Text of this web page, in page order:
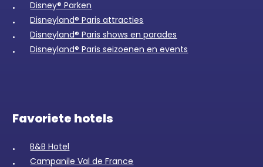
Disney® Parken
Disneyland® Paris attracties
Disneyland® Paris shows en parades
Disneyland® Paris seizoenen en events
Favoriete hotels
B&B Hotel
Campanile Val de France